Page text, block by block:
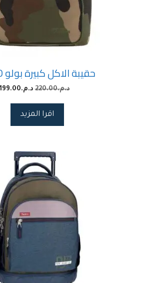
حقيبة الاكل كبيرة بولو POLO
د.م.220.00 د.م.199.00
اقرا المزيد